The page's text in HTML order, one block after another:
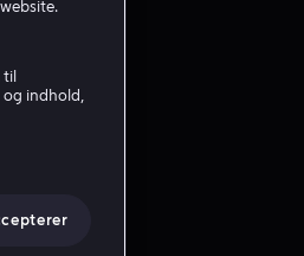
indhold,